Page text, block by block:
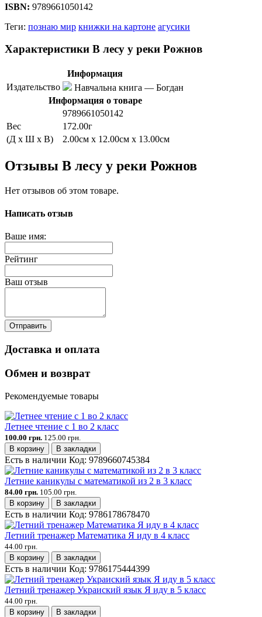
ISBN: 9789661050142
Теги: познаю мир книжки на картоне агусики
Характеристики В лесу у реки Рожнов
Информация
Издательство
Навчальна книга — Богдан
Информация о товаре
9789661050142
Вес
172.00г
(Д x Ш x В)
2.00см x 12.00см x 13.00см
Отзывы В лесу у реки Рожнов
Нет отзывов об этом товаре.
Написать отзыв
Ваше имя:
Рейтинг
Ваш отзыв
Отправить
Доставка и оплата
Обмен и возврат
Рекомендуемые товары
Летнее чтение с 1 во 2 класс
100.00 грн. 125.00 грн.
В корзину
В закладки
Есть в наличии Код: 9789660745384
Летние каникулы с математикой из 2 в 3 класс
84.00 грн. 105.00 грн.
В корзину
В закладки
Есть в наличии Код: 9786178678470
Летний тренажер Математика Я иду в 4 класс
44.00 грн.
В корзину
В закладки
Есть в наличии Код: 9786175444399
Летний тренажер Украиский язык Я иду в 5 класс
44.00 грн.
В корзину
В закладки